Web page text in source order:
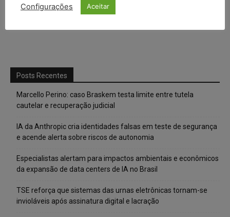
Posts Recentes
Marcello Perino: caso Braskem testa limite entre tutela
cautelar e recuperação judicial
IA da Anthropic cria identidades falsas em teste de segurança
e acende alerta sobre riscos de autonomia
Especialistas alertam para impactos ambientais e econômicos
da expansão de data centers de IA no Brasil
TSE reforça que sistemas das urnas eletrônicas tornam-se
invioláveis após assinatura digital e lacração
Configurações Aceitar